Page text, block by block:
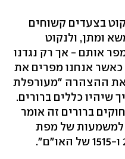
בצעדים קשוחים
ומתן, ולנקוט
אותם - אך רק נגדנו
כאשר אנחנו מפרים את
ההצהרה "מעורפלת
שיהיו כללים ברורים.
ברורים זה אומר
למשמעות של מפת